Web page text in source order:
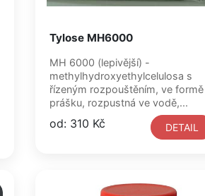
Tylose MH6000
MH 6000 (lepivější) -
methylhydroxyethylcelulosa s
řízeným rozpouštěním, ve formě
prášku, rozpustná ve vodě,...
od: 310 Kč DETAIL